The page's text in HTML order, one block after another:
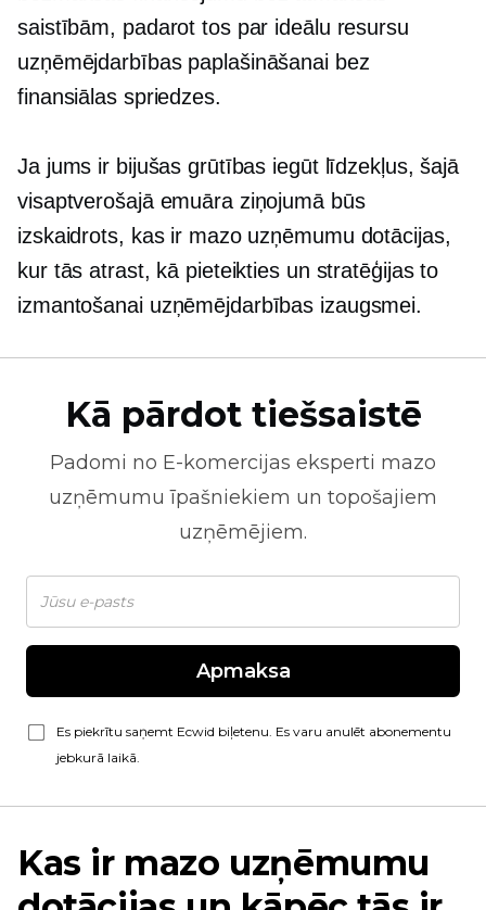
saistībām, padarot tos par ideālu resursu
uzņēmējdarbības paplašināšanai bez
finansiālas spriedzes.
Ja jums ir bijušas grūtības iegūt līdzekļus, šajā
visaptverošajā emuāra ziņojumā būs
izskaidrots, kas ir mazo uzņēmumu dotācijas,
kur tās atrast, kā pieteikties un stratēģijas to
izmantošanai uzņēmējdarbības izaugsmei.
Kā pārdot tiešsaistē
Padomi no E-komercijas eksperti mazo
uzņēmumu īpašniekiem un topošajiem
uzņēmējiem.
Apmaksa
Es piekrītu saņemt Ecwid biļetenu. Es varu anulēt abonementu
jebkurā laikā.
Kas ir mazo uzņēmumu